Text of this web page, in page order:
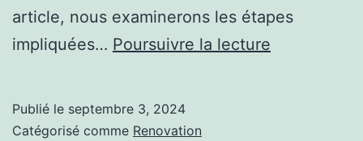
article, nous examinerons les étapes
impliquées… Poursuivre la lecture
Publié le septembre 3, 2024
Catégorisé comme Renovation